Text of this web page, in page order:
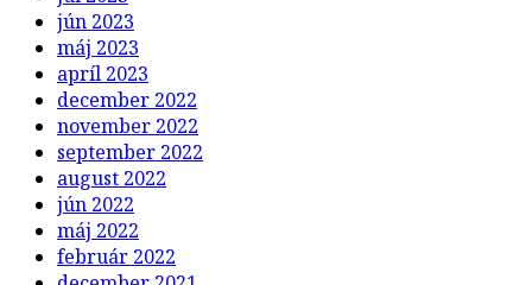
jún 2023
máj 2023
apríl 2023
december 2022
november 2022
september 2022
august 2022
jún 2022
máj 2022
február 2022